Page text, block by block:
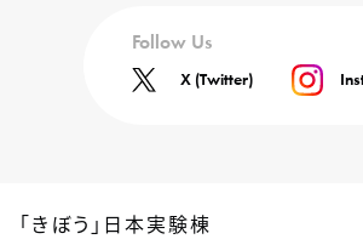
Follow Us
X (Twitter)
「きぼう」日本実験棟